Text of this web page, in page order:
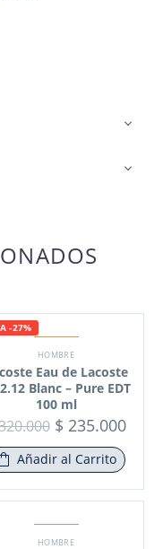
-27%
HOMBRE
Eau de Lacoste
Blanc – Pure EDT
100 ml
$ 235.000
Añadir al Carrito
HOMBRE